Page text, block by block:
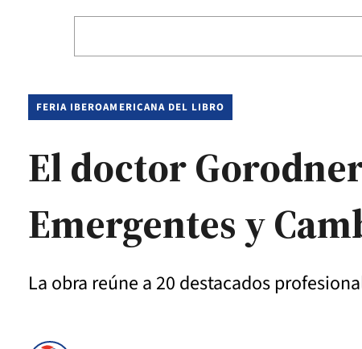
FERIA IBEROAMERICANA DEL LIBRO
El doctor
Emergentes y
La obra reúne a 20 destacados